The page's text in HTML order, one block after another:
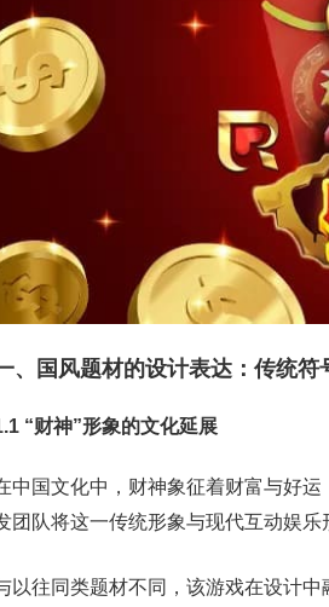
、国风题材的设计表达：传统符
“财神”形象的文化延展
中国文化中，财神象征着财富与好
团队将这一传统形象与现代互动娱乐
以往同类题材不同，该游戏在设计